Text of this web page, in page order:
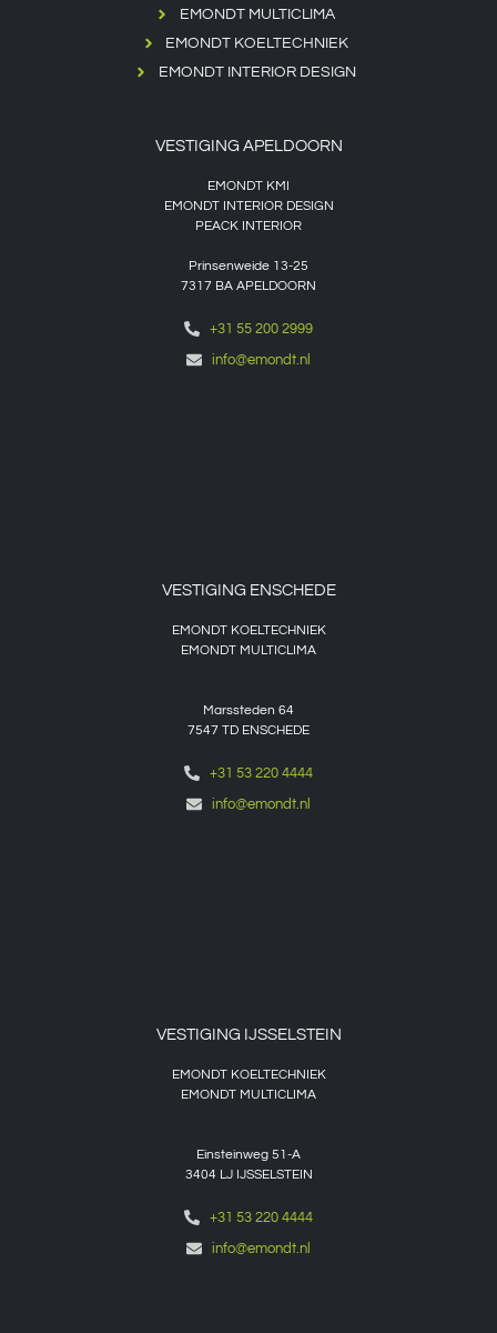
EMONDT MULTICLIMA
EMONDT KOELTECHNIEK
EMONDT INTERIOR DESIGN
VESTIGING APELDOORN
EMONDT KMI
EMONDT INTERIOR DESIGN
PEACK INTERIOR
Prinsenweide 13-25
7317 BA APELDOORN
+31 55 200 2999
info@emondt.nl
VESTIGING ENSCHEDE
EMONDT KOELTECHNIEK
EMONDT MULTICLIMA
Marssteden 64
7547 TD ENSCHEDE
+31 53 220 4444
info@emondt.nl
VESTIGING IJSSELSTEIN
EMONDT KOELTECHNIEK
EMONDT MULTICLIMA
Einsteinweg 51-A
3404 LJ IJSSELSTEIN
+31 53 220 4444
info@emondt.nl